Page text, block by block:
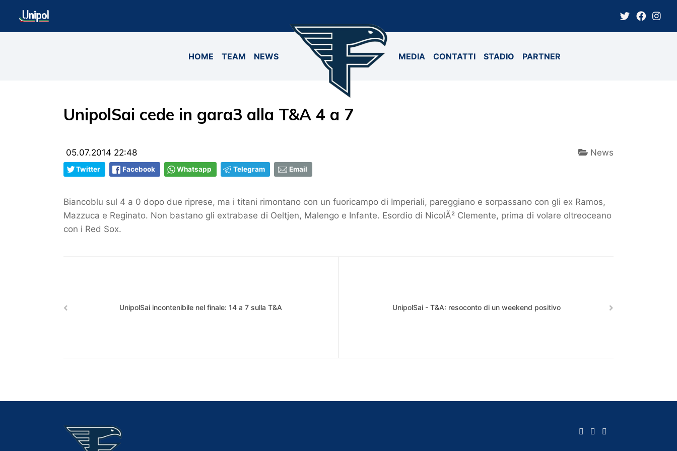
HOME TEAM NEWS MEDIA CONTATTI STADIO PARTNER
UnipolSai cede in gara3 alla T&A 4 a 7
05.07.2014 22:48 News
Twitter Facebook Whatsapp Telegram Email
Biancoblu sul 4 a 0 dopo due riprese, ma i titani rimontano con un fuoricampo di Imperiali, pareggiano e sorpassano con gli ex Ramos,
Mazzuca e Reginato. Non bastano gli extrabase di Oeltjen, Malengo e Infante. Esordio di NicolÃ² Clemente, prima di volare oltreoceano
con i Red Sox.
UnipolSai incontenibile nel finale: 14 a 7 sulla T&A UnipolSai - T&A: resoconto di un weekend positivo